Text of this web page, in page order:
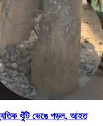
খুঁটি ভেঙে পড়ল, আহত